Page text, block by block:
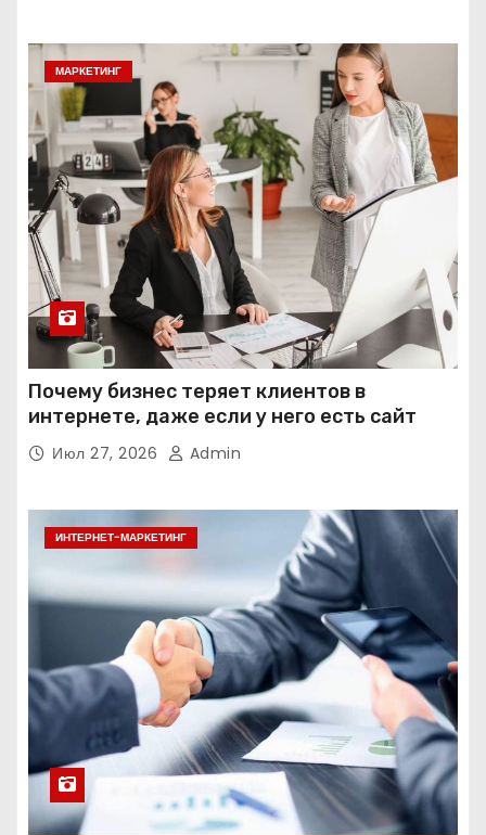
МАРКЕТИНГ
Почему бизнес теряет клиентов в
интернете, даже если у него есть сайт
Июл 27, 2026 Admin
ИНТЕРНЕТ-МАРКЕТИНГ